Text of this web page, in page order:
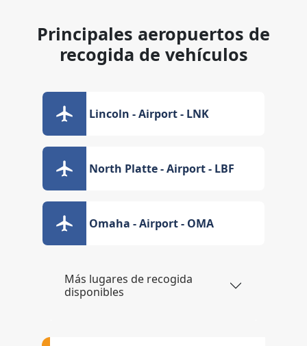
Principales aeropuertos de
recogida de vehículos
Lincoln - Airport - LNK
North Platte - Airport - LBF
Omaha - Airport - OMA
Más lugares de recogida
disponibles